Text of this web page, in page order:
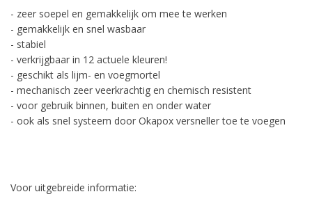
- zeer soepel en gemakkelijk om mee te werken
- gemakkelijk en snel wasbaar
- stabiel
- verkrijgbaar in 12 actuele kleuren!
- geschikt als lijm- en voegmortel
- mechanisch zeer veerkrachtig en chemisch resistent
- voor gebruik binnen, buiten en onder water
- ook als snel systeem door Okapox versneller toe te voegen
Voor uitgebreide informatie: